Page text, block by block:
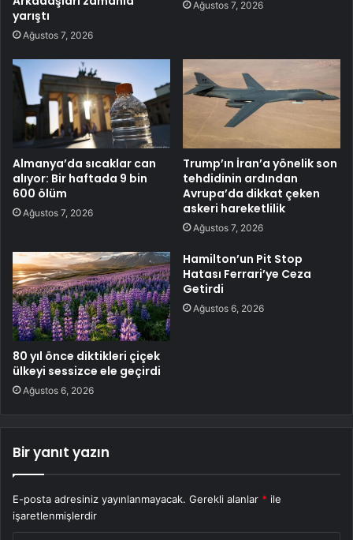
yarıştı
Ağustos 7, 2026
Ağustos 7, 2026
Almanya’da sıcaklar can
alıyor: Bir haftada 9 bin
600 ölüm
Ağustos 7, 2026
Trump’ın İran’a yönelik son
tehdidinin ardından
Avrupa’da dikkat çeken
askeri hareketlilik
Ağustos 7, 2026
80 yıl önce diktikleri çiçek
ülkeyi sessizce ele geçirdi
Ağustos 6, 2026
Hamilton’un Pit Stop
Hatası Ferrari’ye Ceza
Getirdi
Ağustos 6, 2026
Bir yanıt yazın
E-posta adresiniz yayınlanmayacak. Gerekli alanlar * ile
işaretlenmişlerdir